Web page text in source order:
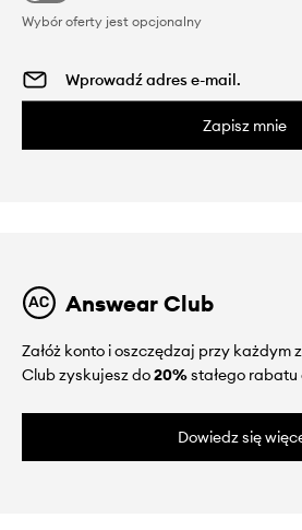
Wybór oferty jest opcjonalny
Zapisz mnie
Answear Club
Załóż konto i oszczędzaj przy każdym
Club zyskujesz do20%stałego
Dowiedz się